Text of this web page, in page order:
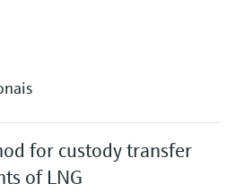
for custody transfer
of LNG